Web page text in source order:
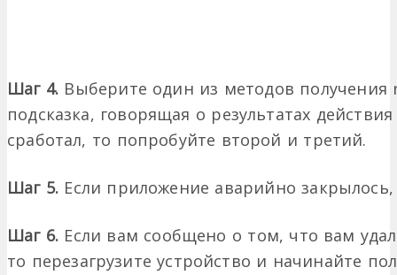
Шаг 4. Выберите один из методов получения
подсказка, говорящая о результатах
сработал, то попробуйте второй и третий.
Шаг 5. Если приложение аварийно закрылось,
Шаг 6. Если вам сообщено о том, что вам
то перезагрузите устройство и начинайте